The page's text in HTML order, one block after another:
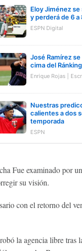
Eloy Jiménez
y perderá de 6 a
ESPN Digital
José Ramírez
cima del
Nuestras
calientes a dos
temporada
ESPN
Fue examinado por
su visión.
con el retorno del
la agencia libre tras